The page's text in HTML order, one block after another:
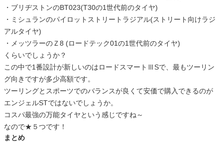
・ブリヂストンのBT023(T30の1世代前のタイヤ)
・ミシュランのパイロットストリートラジアル(ストリート向けラジ
アルタイヤ)
・メッツラーのＺ8 (ロードテック01の1世代前のタイヤ)
くらいでしょうか？
この中で1番設計が新しいのはロードスマートⅢSで、最もツーリン
グ向きですが多少高額です。
ツーリングとスポーツでのバランスが良くて安価で購入できるのが
エンジェルSTではないでしょうか。
コスパ最強の万能タイヤという感じですね～
なので★５つです！
まとめ